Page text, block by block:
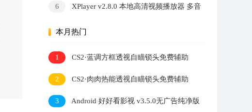
6
XPlayer v2.8.0 本地高清视频播放器 多音
本月热门
1 CS2·蓝调方框透视自瞄锁头免费辅助
2 CS2·肉肉热能透视自瞄锁头免费辅助
3 Android 好好看影视 v3.5.0无广告纯净版